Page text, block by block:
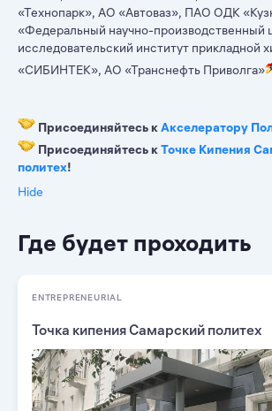
«Технопарк», АО «Автоваз», ПАО ОДК
«Федеральный научно-производственный
исследовательский институт
«СИБИНТЕК», АО «Транснефть Приволга»
Присоединяйтесь кАкселератору
Присоединяйтесь кТочке Кипения
политех!
Hide
Где будет проходить
ENTREPRENEURIAL
Точка кипения Самарский политех